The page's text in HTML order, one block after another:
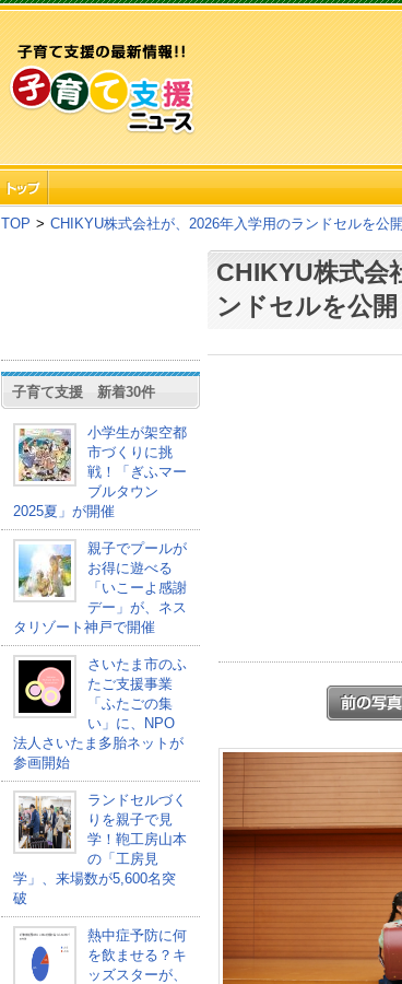
TOP > CHIKYU株式会社が、2026年入学用のランドセルを公
子育て支援 新着30件
小学生が架空都
市づくりに挑
戦！「ぎふマー
ブルタウン
2025夏」が開催
親子でプールが
お得に遊べる
「いこーよ感謝
デー」が、ネス
タリゾート神戸で開催
さいたま市のふ
たご支援事業
「ふたごの集
い」に、NPO
法人さいたま多胎ネットが
参画開始
ランドセルづく
りを親子で見
学！鞄工房山本
の「工房見
学」、来場数が5,600名突
破
熱中症予防に何
を飲ませる？キ
ッズスターが、
CHIKYU株式会
ンドセルを公